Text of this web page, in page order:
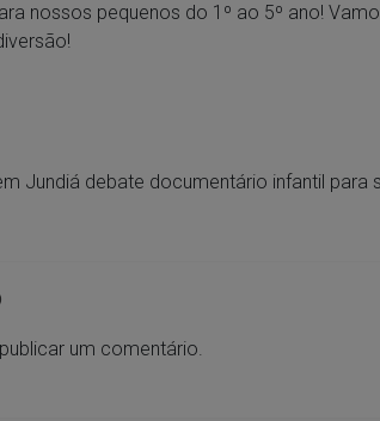
nossos pequenos do 1º ao 5º ano!
Jundiá debate documentário infantil para
um comentário.